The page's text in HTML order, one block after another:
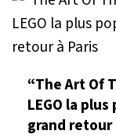
“The Art Of
LEGO la
grand retour